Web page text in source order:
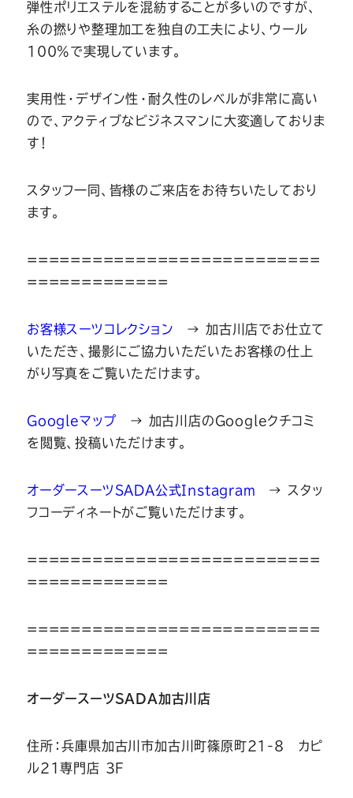
弾性ポリエステルを混紡することが多いのですが、
糸の撚りや整理加工を独自の工夫により、ウール
100%で実現しています。
実用性・デザイン性・耐久性のレベルが非常に高い
ので、アクティブなビジネスマンに大変適しておりま
す！
スタッフ一同、皆様のご来店をお待ちいたしており
ます。
===========================
=============
お客様スーツコレクション → 加古川店でお仕立て
いただき、撮影にご協力いただいたお客様の仕上
がり写真をご覧いただけます。
Googleマップ → 加古川店のGoogleクチコミ
を閲覧、投稿いただけます。
オーダースーツSADA公式Instagram → スタッ
フコーディネートがご覧いただけます。
===========================
=============
===========================
=============
オーダースーツSADA加古川店
住所：兵庫県加古川市加古川町篠原町21-8 カピ
ル21専門店 3F